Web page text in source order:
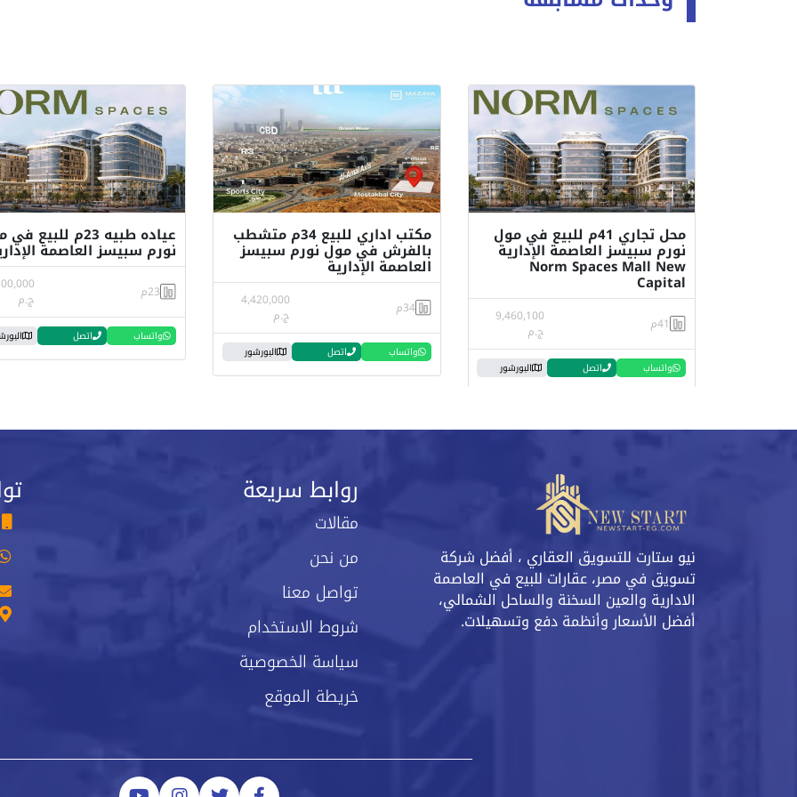
محل تجاري 41م للبيع في مول
نورم سبيسز العاصمة الإدارية
Norm Spaces Mall New
Capital
41م
9,460,100
ج.م
واتساب اتصل البورشور
مكتب اداري للبيع 34م متشطب
بالفرش في مول نورم سبيسز
العاصمة الإدارية
34م
4,420,000
ج.م
واتساب اتصل البورشور
عياده طبيه 23م للبيع
نورم سبيسز العاصمة
23م
ج.م
واتساب اتصل
نيو ستارت للتسويق العقاري ، أفضل شركة
تسويق في مصر، عقارات للبيع في العاصمة
الادارية والعين السخنة والساحل الشمالي،
أفضل الأسعار وأنظمة دفع وتسهيلات.
روابط سريعة
مقالات
من نحن
تواصل معنا
شروط الاستخدام
سياسة الخصوصية
خريطة الموقع